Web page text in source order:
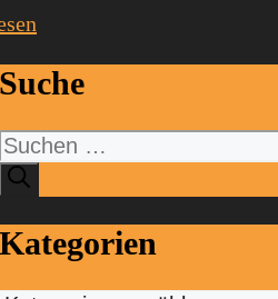
Suche
Suchen
nach:
Kategorien